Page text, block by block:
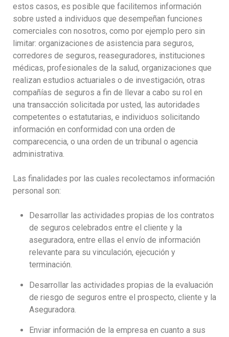
estos casos, es posible que facilitemos información
sobre usted a individuos que desempeñan funciones
comerciales con nosotros, como por ejemplo pero sin
limitar: organizaciones de asistencia para seguros,
corredores de seguros, reaseguradores, instituciones
médicas, profesionales de la salud, organizaciones que
realizan estudios actuariales o de investigación, otras
compañías de seguros a fin de llevar a cabo su rol en
una transacción solicitada por usted, las autoridades
competentes o estatutarias, e individuos solicitando
información en conformidad con una orden de
comparecencia, o una orden de un tribunal o agencia
administrativa.
Las finalidades por las cuales recolectamos información
personal son:
Desarrollar las actividades propias de los contratos
de seguros celebrados entre el cliente y la
aseguradora, entre ellas el envío de información
relevante para su vinculación, ejecución y
terminación.
Desarrollar las actividades propias de la evaluación
de riesgo de seguros entre el prospecto, cliente y la
Aseguradora.
Enviar información de la empresa en cuanto a sus